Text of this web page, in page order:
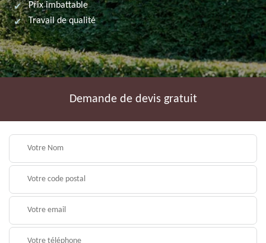
Prix imbattable
Travail de qualité
Demande de devis gratuit